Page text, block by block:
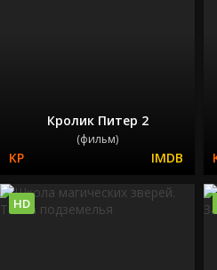
Кролик Питер 2
(фильм)
HD